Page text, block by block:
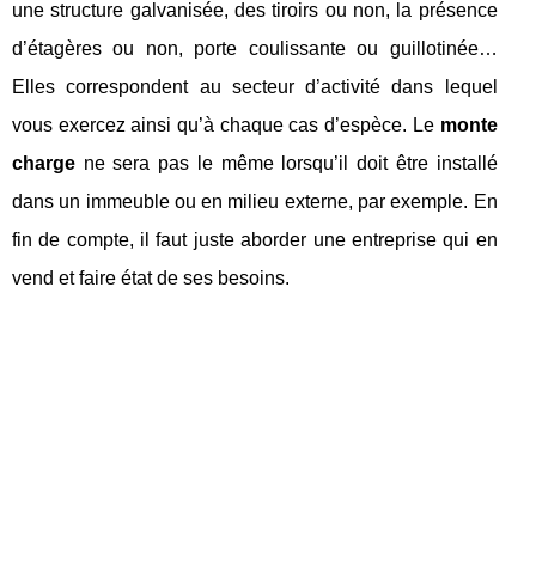
une structure galvanisée, des tiroirs ou non, la présence
d’étagères ou non, porte coulissante ou guillotinée…
Elles correspondent au secteur d’activité dans lequel
vous exercez ainsi qu’à chaque cas d’espèce. Le monte
charge ne sera pas le même lorsqu’il doit être installé
dans un immeuble ou en milieu externe, par exemple. En
fin de compte, il faut juste aborder une entreprise qui en
vend et faire état de ses besoins.